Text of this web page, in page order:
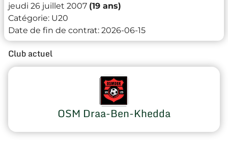
jeudi 26 juillet 2007 (19 ans)
Catégorie: U20
Date de fin de contrat: 2026-06-15
Club actuel
OSM Draa-Ben-Khedda